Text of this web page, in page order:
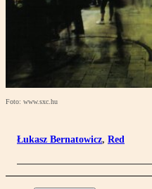
Foto: www.sxc.hu
Łukasz Bernatowicz, Red